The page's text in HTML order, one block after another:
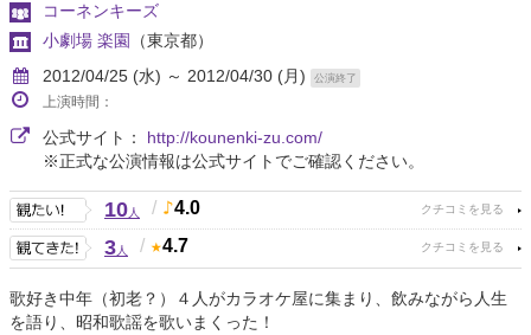
コーネンキーズ
小劇場 楽園
（東京都）
2012/04/25 (水) ～ 2012/04/30 (月)
公演終了
上演時間：
公式サイト： http://kounenki-zu.com/
※正式な公演情報は公式サイトでご確認ください。
10人 / 4.0
3人 / 4.7
歌好き中年（初老？）４人がカラオケ屋に集まり、飲みながら人生
を語り、昭和歌謡を歌いまくった！